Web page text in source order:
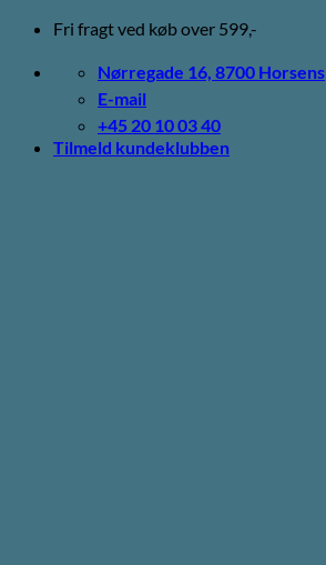
Fortsæt
indhold
Fri fragt ved køb over 599,-
Nørregade 16, 8700 Horsens
E-mail
+45 20 10 03 40
Tilmeld kundeklubben